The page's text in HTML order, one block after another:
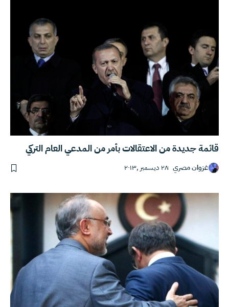
قائمة جديدة من الاعتقالات بأمر من المدعي العام التركي
غزوان مصري ٢٨ ديسمبر ,٢٠١٣